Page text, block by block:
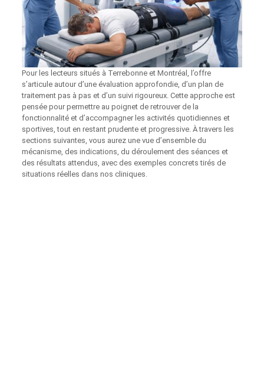
Pour les lecteurs situés à Terrebonne et Montréal, l’offre
s’articule autour d’une évaluation approfondie, d’un plan de
traitement pas à pas et d’un suivi rigoureux. Cette approche est
pensée pour permettre au poignet de retrouver de la
fonctionnalité et d’accompagner les activités quotidiennes et
sportives, tout en restant prudente et progressive. À travers les
sections suivantes, vous aurez une vue d’ensemble du
mécanisme, des indications, du déroulement des séances et
des résultats attendus, avec des exemples concrets tirés de
situations réelles dans nos cliniques.